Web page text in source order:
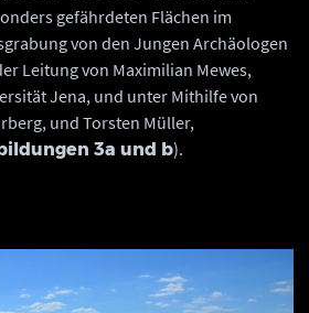
gefährdeten Flächen im
von den Jungen Archäologen
Leitung von Maximilian Mewes,
Jena, und unter Mithilfe von
und Torsten Müller,
3a und b).